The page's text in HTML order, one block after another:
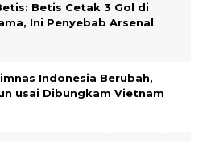
Betis Cetak 3 Gol di
Ini Penyebab Arsenal
Indonesia Berubah,
usai Dibungkam Vietnam